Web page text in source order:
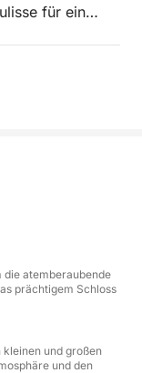
für ein
entspannte,
der
Entdecken
Beach, dem
Kristallbucht,
der
St.-Theodor-
und dem
Die Route ist
die atemberaubende
prächtigem Schloss
kleinen und großen
und den